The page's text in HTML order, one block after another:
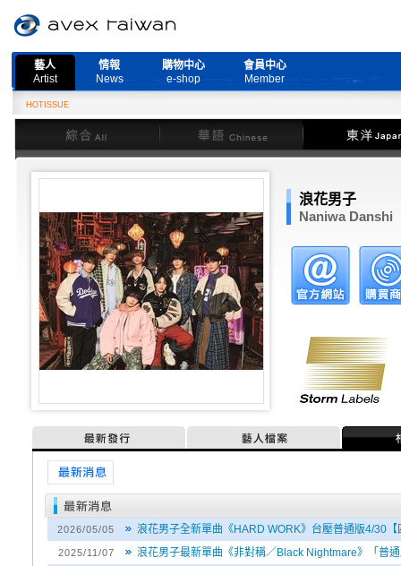
藝人
Artist
情報
News
購物中心
e-shop
會員中心
Member
HOTISSUE
綜合 華語 東洋
浪花男子
Naniwa Danshi
最新發行 藝人檔案
最新消息
2026/05/05 浪花男子全新單曲《HARD WORK》台壓普通版4/30【
2025/11/07 浪花男子最新單曲《非對稱／Black Nightmare》「普